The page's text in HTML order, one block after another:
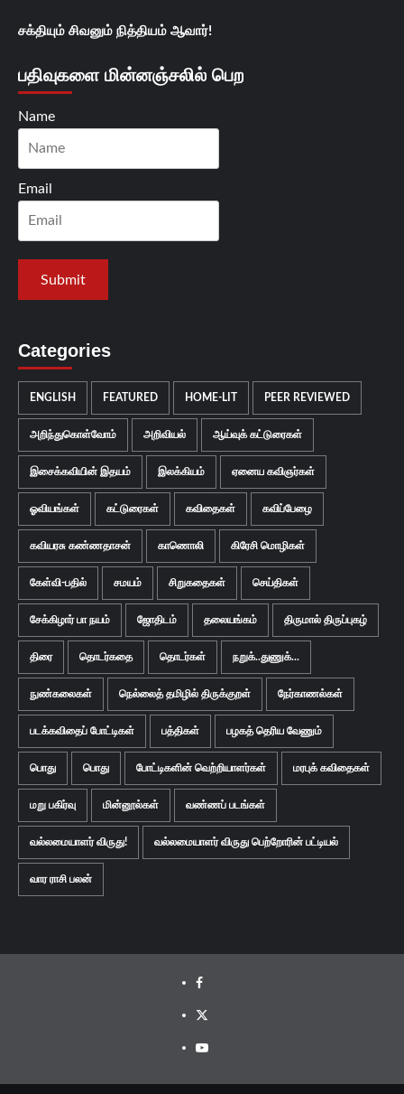
சக்தியும் சிவனும் நித்தியம் ஆவார்!
பதிவுகளை மின்னஞ்சலில் பெற
Name
Email
Categories
ENGLISH FEATURED HOME-LIT PEER REVIEWED
அறிந்துகொள்வோம் அறிவியல் ஆய்வுக் கட்டுரைகள்
இசைக்கவியின் இதயம் இலக்கியம் ஏனைய கவிஞர்கள்
ஓவியங்கள் கட்டுரைகள் கவிதைகள் கவிப்பேழை
கவியரசு கண்ணதாசன் காணொலி கிரேசி மொழிகள்
கேள்வி-பதில் சமயம் சிறுகதைகள் செய்திகள்
சேக்கிழார் பா நயம் ஜோதிடம் தலையங்கம் திருமால் திருப்புகழ்
திரை தொடர்கதை தொடர்கள் நறுக்..துணுக்...
நுண்கலைகள் நெல்லைத் தமிழில் திருக்குறள் நேர்காணல்கள்
படக்கவிதைப் போட்டிகள் பத்திகள் பழகத் தெரிய வேணும்
பொது பொது போட்டிகளின் வெற்றியாளர்கள் மரபுக் கவிதைகள்
மறு பகிர்வு மின்னூல்கள் வண்ணப் படங்கள்
வல்லமையாளர் விருது! வல்லமையாளர் விருது பெற்றோரின் பட்டியல்
வார ராசி பலன்
Facebook
Twitter
Youtube